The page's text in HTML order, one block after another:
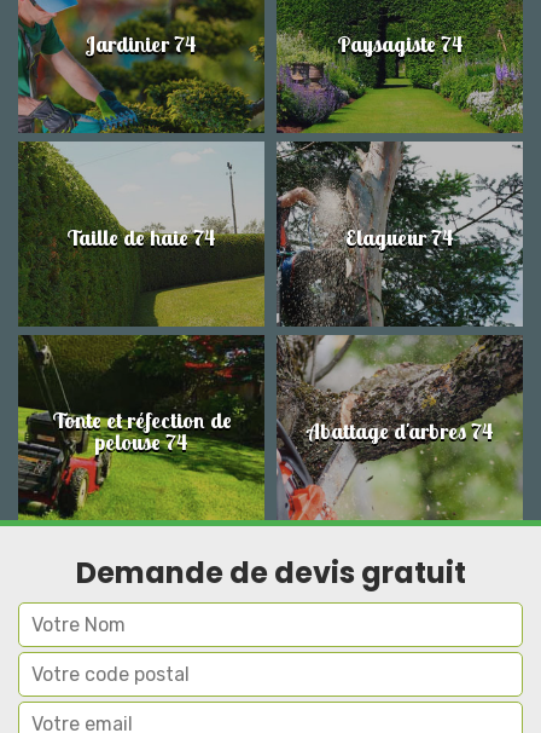
Jardinier 74 Paysagiste 74
Taille de haie 74 Elagueur 74
Tonte et réfection de
pelouse 74 Abattage d'arbres 74
Demande de devis gratuit